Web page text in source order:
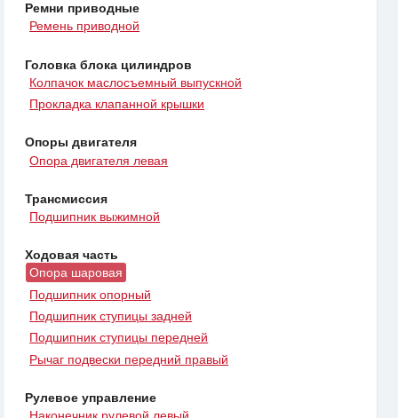
Ремни приводные
Ремень приводной
Головка блока цилиндров
Колпачок маслосъемный выпускной
Прокладка клапанной крышки
Опоры двигателя
Опора двигателя левая
Трансмиссия
Подшипник выжимной
Ходовая часть
Опора шаровая
Подшипник опорный
Подшипник ступицы задней
Подшипник ступицы передней
Рычаг подвески передний правый
Рулевое управление